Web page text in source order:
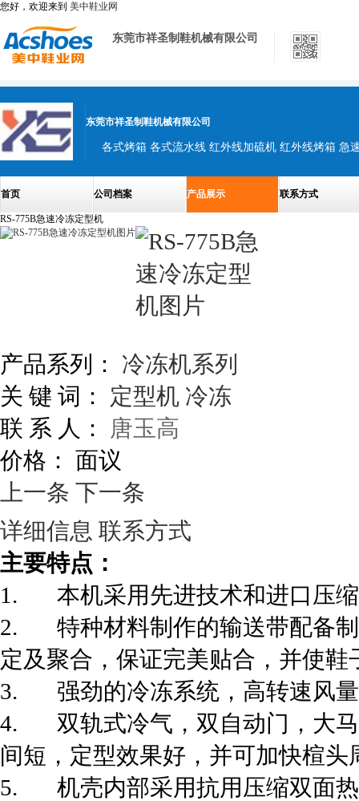
您好，欢迎来到 美中鞋业网
东莞市祥圣制鞋机械有限公司
东莞市祥圣制鞋机械有限公司
首页 公司档案 产品展示 联系方式
RS-775B急速冷冻定型机
产品系列：
冷冻机系列
关 键 词：
定型机 冷冻
联 系 人：
唐玉高
价格： 面议
上一条 下一条
详细信息 联系方式
主要特点：
1. 本机采用先进技术和进口压缩
2. 特种材料制作的输送带配备制
定及聚合，保证完美贴合，并使
3. 强劲的冷冻系统，高转速风量
4. 双轨式冷气，双自动门，大马
间短，定型效果好，并可加快楦
5. 机壳内部采用抗用压缩双面热